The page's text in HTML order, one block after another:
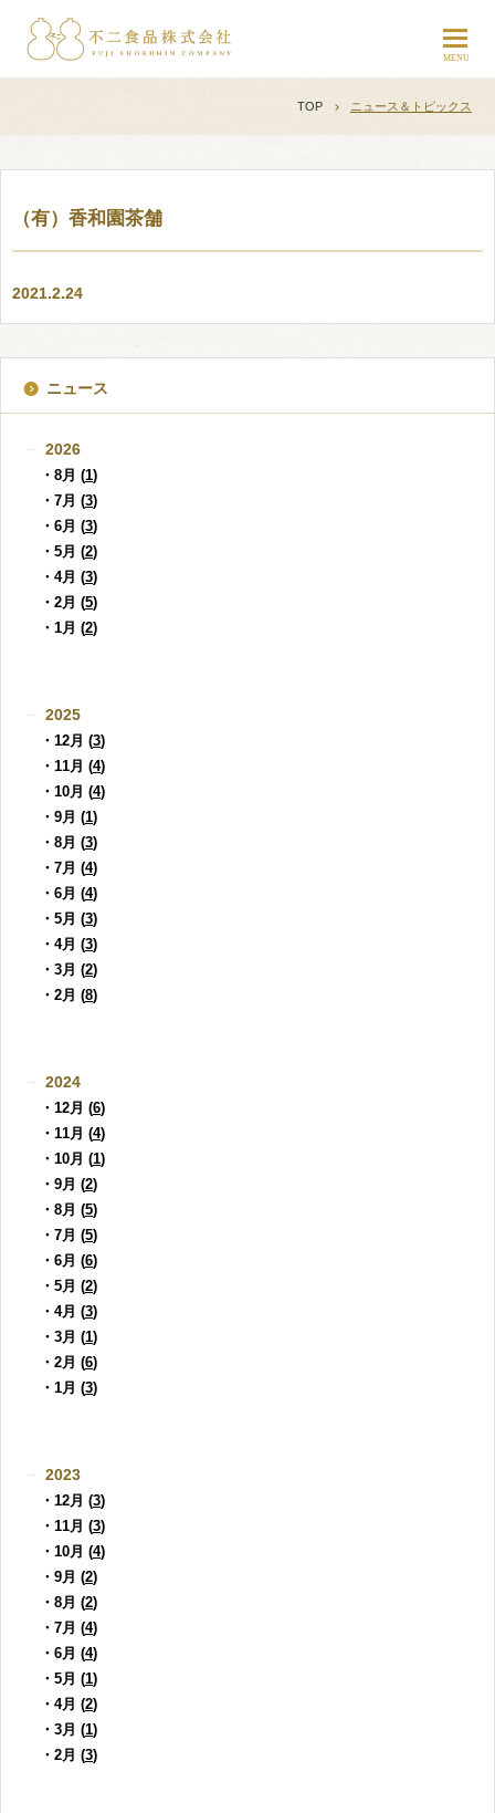
TOP ニュース＆トピックス
（有）香和園茶舗
2021.2.24
ニュース
2026
・8月 (1)
・7月 (3)
・6月 (3)
・5月 (2)
・4月 (3)
・2月 (5)
・1月 (2)
2025
・12月 (3)
・11月 (4)
・10月 (4)
・9月 (1)
・8月 (3)
・7月 (4)
・6月 (4)
・5月 (3)
・4月 (3)
・3月 (2)
・2月 (8)
2024
・12月 (6)
・11月 (4)
・10月 (1)
・9月 (2)
・8月 (5)
・7月 (5)
・6月 (6)
・5月 (2)
・4月 (3)
・3月 (1)
・2月 (6)
・1月 (3)
2023
・12月 (3)
・11月 (3)
・10月 (4)
・9月 (2)
・8月 (2)
・7月 (4)
・6月 (4)
・5月 (1)
・4月 (2)
・3月 (1)
・2月 (3)